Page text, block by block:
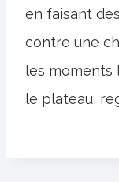
en faisant
contre une
les moments
le plateau,